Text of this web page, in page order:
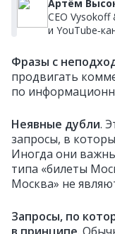
Артём
CEO Vysokoff
и
Фразы с
продвигать
по
Неявные дубли.
запросы, в
Иногда они
типа «билеты
Москва» не
Запросы, по